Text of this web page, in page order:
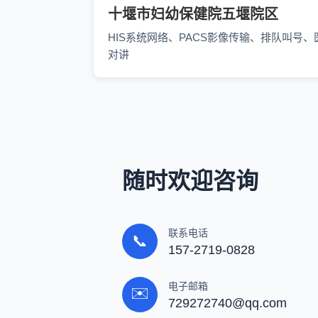
十堰市妇幼保健院五堰院区
HIS系统网络、PACS影像传输、排队叫号、
对讲
随时欢迎咨询
📞 联系电话
157-2719-0828
✉️ 电子邮箱
729272740@qq.com